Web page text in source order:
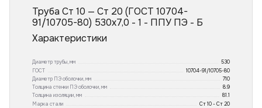
Труба Ст 10 — Ст 20 (ГОСТ 10704-
91/10705-80) 530x7,0 - 1 - ППУ ПЭ - Б
Характеристики
Диаметр трубы, мм
530
ГОСТ
10704-91/10705-80
Диаметр ПЭ оболочки, мм
710
Толщина стенки ПЭ оболочки, мм
8.9
Толщина изоляции, мм
81.1
Марка стали
Ст 10 - Ст 20